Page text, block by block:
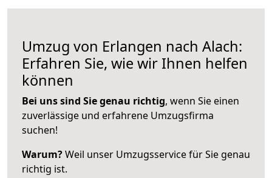
Umzug von Erlangen nach Alach:
Erfahren Sie, wie wir Ihnen helfen
können
Bei uns sind Sie genau richtig, wenn Sie einen
zuverlässige und erfahrene Umzugsfirma
suchen!
Warum?Weil unser Umzugsservice für Sie genau
richtig ist.